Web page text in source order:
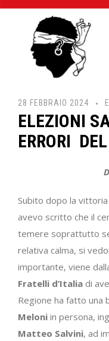
28 FEBBRAIO 2024
ELEZIONI
ERRORI
Subito dopo la
avevo scritto che il
temere soprattutto
relativa calma, si
importante, viene
Fratelli d’Italia di
Regione ha fatto una
Meloni in persona,
Matteo Salvini, ad